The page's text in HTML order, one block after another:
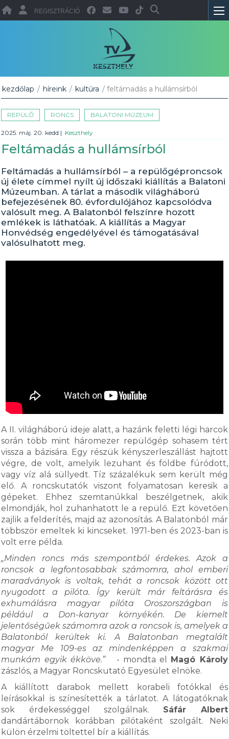
REGISZTRÁCIÓ
kezdőlap / híreink / kultúra / feltámadás a hullámsírból
REPÜLŐ RONCS BALATONI MÚZEUM
2025. máj. 20. kedd | Keszthely
Feltámadás a hullámsírból
Feltámadás a hullámsírból – a repülőgéproncsok
új élete címmel nyílt új időszaki kiállítás a Balatoni
Múzeumban. A tárlat a második világháború
befejezésének 80. évfordulójához kapcsolódva
valósult meg. A Balatonból felszínre hozott
emlékek is láthatóak. A kiállítás a Magyar
Honvédség engedélyével és támogatásával
valósulhatott meg.
A II. világháború ideje alatt, a hazánk feletti légi harcok
során több mint háromezer repülőgép sohasem tért
vissza a bázisára. Egy részük kényszerleszállást hajtott
végre, de volt, amelyik lezuhant és földbe fúródott,
vagy víz alá süllyedt. Tíz százalékuk sem került még
elő. A roncskutatók viszont folyamatosan keresik a
gépeket. Ehhez szemtanúkkal beszélgetnek, akik
elmondják, hol zuhanhatott le a repülő. Ezt követően
zajlik a felderítés, majd az azonosítás. A Balatonból már
többször emeltek ki kincseket. 1971-ben és 2023-ban is
volt erre példa.
„Minden roncs más szempontból érdekes. Azok a
roncsok a legfontosabbak számomra, ahol emberi
maradványok is voltak, tehát a roncsok között ott
nyugodott a pilóta. Így került már feltárásra és
exhumálásra magyar pilóta Oroszországban is
például a Don-kanyar környékén. De kiemelt
jelentőségűek számomra azok a roncsok is, amelyek a
Balatonból kerültek ki. A Balatonban megtalált
magyar Me 109-es az mindenképpen a szakmai
munkám egyik ékköve.”
- mondta el Magó Károly
zászlós, a Magyar Roncskutató Egyesület elnöke.
A kiállított darabok mellett korabeli fotókkal és
leírásokkal is színesítették a tárlatot. A látogatóknak
sok érdekességgel szolgálnak. Sáfár Albert
dandártábornok korábban pilótaként szolgált. Neki
külön érzelmi töltettel bír a kiállítás.